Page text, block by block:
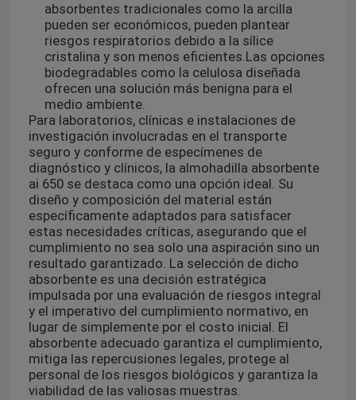
absorbentes tradicionales como la arcilla
pueden ser económicos, pueden plantear
riesgos respiratorios debido a la sílice
cristalina y son menos eficientes.Las opciones
biodegradables como la celulosa diseñada
ofrecen una solución más benigna para el
medio ambiente.
Para laboratorios, clínicas e instalaciones de
investigación involucradas en el transporte
seguro y conforme de especímenes de
diagnóstico y clínicos, la almohadilla absorbente
ai 650 se destaca como una opción ideal. Su
diseño y composición del material están
específicamente adaptados para satisfacer
estas necesidades críticas, asegurando que el
cumplimiento no sea solo una aspiración sino un
resultado garantizado. La selección de dicho
absorbente es una decisión estratégica
impulsada por una evaluación de riesgos integral
y el imperativo del cumplimiento normativo, en
lugar de simplemente por el costo inicial. El
absorbente adecuado garantiza el cumplimiento,
mitiga las repercusiones legales, protege al
personal de los riesgos biológicos y garantiza la
viabilidad de las valiosas muestras.